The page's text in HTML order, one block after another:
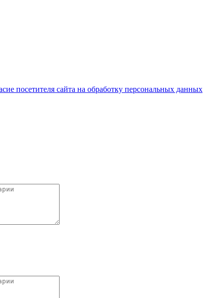
посетителя сайта на обработку персональных данных